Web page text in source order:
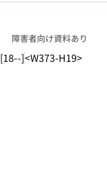
障害者向け資料あり
[18--]<W373-H19>